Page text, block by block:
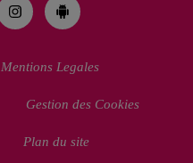
Mentions Legales
Gestion des Cookies
Plan du site